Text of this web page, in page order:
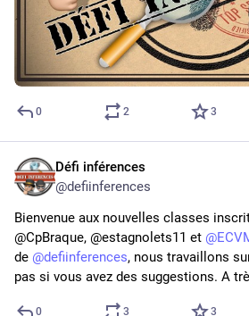
0 2 3
Défi inférences
@defiinferences
Bienvenue aux nouvelles classes
@CpBraque, @estagnolets11 et @
de @defiinferences, nous travaillons
pas si vous avez des suggestions. A
0 3 3